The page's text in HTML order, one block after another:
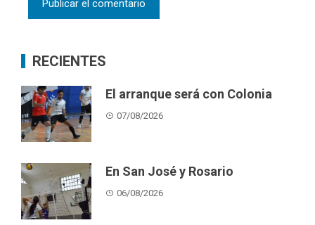
RECIENTES
El arranque será con Colonia
07/08/2026
En San José y Rosario
06/08/2026